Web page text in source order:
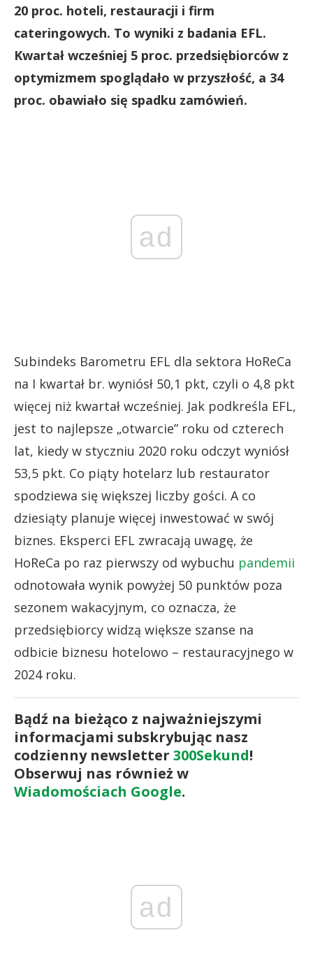
20 proc. hoteli, restauracji i firm
cateringowych. To wyniki z badania EFL.
Kwartał wcześniej 5 proc. przedsiębiorców z
optymizmem spoglądało w przyszłość, a 34
proc. obawiało się spadku zamówień.
ad
Subindeks Barometru EFL dla sektora HoReCa
na I kwartał br. wyniósł 50,1 pkt, czyli o 4,8 pkt
więcej niż kwartał wcześniej. Jak podkreśla EFL,
jest to najlepsze „otwarcie” roku od czterech
lat, kiedy w styczniu 2020 roku odczyt wyniósł
53,5 pkt. Co piąty hotelarz lub restaurator
spodziewa się większej liczby gości. A co
dziesiąty planuje więcej inwestować w swój
biznes. Eksperci EFL zwracają uwagę, że
HoReCa po raz pierwszy od wybuchu pandemii
odnotowała wynik powyżej 50 punktów poza
sezonem wakacyjnym, co oznacza, że
przedsiębiorcy widzą większe szanse na
odbicie biznesu hotelowo – restauracyjnego w
2024 roku.
Bądź na bieżąco z najważniejszymi
informacjami subskrybując nasz
codzienny newsletter 300Sekund!
Obserwuj nas również w
Wiadomościach Google.
ad